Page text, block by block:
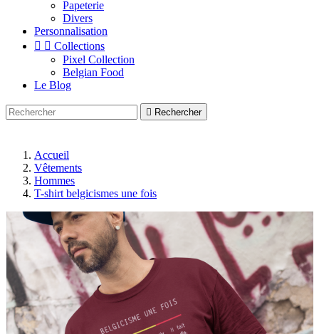
Papeterie
Divers
Personnalisation
  Collections
Pixel Collection
Belgian Food
Le Blog
 Rechercher
Accueil
Vêtements
Hommes
T-shirt belgicismes une fois